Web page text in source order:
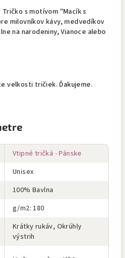
s motívom "Macík s
milovníkov kávy, medvedíkov
na narodeniny, Vianoce alebo
velkosti tričiek. Ďakujeme.
Vtipné tričká - Pánske
Unisex
100% Bavlna
g/m2: 180
Krátky rukáv, Okrúhly
výstrih